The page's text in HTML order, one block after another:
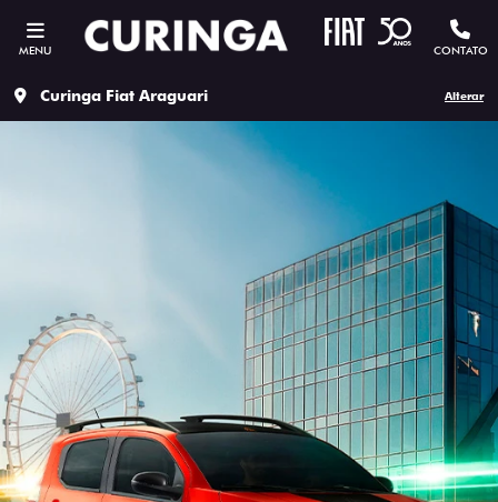
MENU CONTATO
Curinga Fiat Araguari Alterar
ESTOU INTERESSADO
Versão escolhida